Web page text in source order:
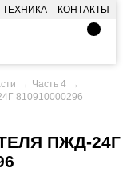
ТЕХНИКА КОНТАКТЫ
Часть 4
810910000296
ПЖД-24Г